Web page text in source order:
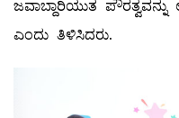
ಜವಾಬ್ದಾರಿಯುತ ಪೌರತ್ವವನ್ನು
ಎಂದು ತಿಳಿಸಿದರು.